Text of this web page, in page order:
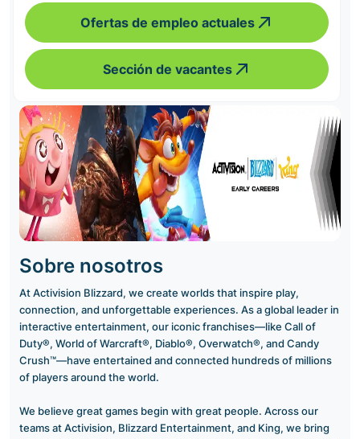
Ofertas de empleo actuales
Sección de vacantes
Sobre nosotros
At Activision Blizzard, we create worlds that inspire play,
connection, and unforgettable experiences. As a global leader in
interactive entertainment, our iconic franchises—like Call of
Duty®, World of Warcraft®, Diablo®, Overwatch®, and Candy
Crush™—have entertained and connected hundreds of millions
of players around the world.
We believe great games begin with great people. Across our
teams at Activision, Blizzard Entertainment, and King, we bring